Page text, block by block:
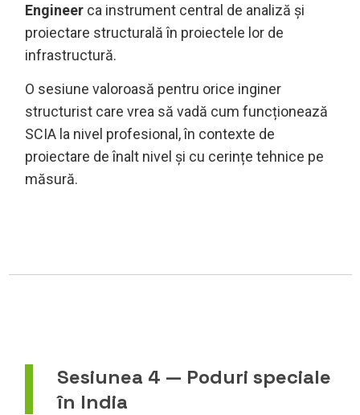
Engineerca instrument central de analiză și
proiectare structurală în proiectele lor de
infrastructură.
O sesiune valoroasă pentru orice inginer
structurist care vrea să vadă cum funcționează
SCIA la nivel profesional, în contexte de
proiectare de înalt nivel și cu cerințe tehnice pe
măsură.
Sesiunea 4 — Poduri speciale
în India